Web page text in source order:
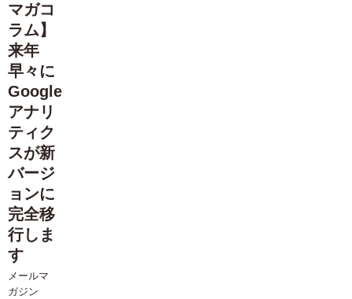
マガコ
ラム】
来年
早々に
Google
アナリ
ティク
スが新
バージ
ョンに
完全移
行しま
す
メールマ
ガジン